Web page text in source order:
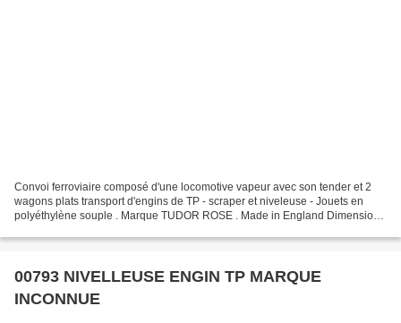
Convoi ferroviaire composé d'une locomotive vapeur avec son tender et 2
wagons plats transport d'engins de TP - scraper et niveleuse - Jouets en
polyéthylène souple . Marque TUDOR ROSE . Made in England Dimensions
00793 NIVELLEUSE ENGIN TP MARQUE
INCONNUE